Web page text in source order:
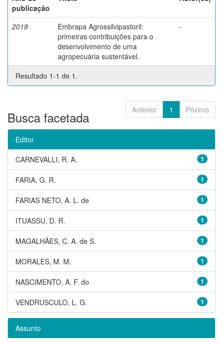
publicação
2019
Embrapa Agrossilvipastoril:
primeiras contribuições para o
desenvolvimento de uma
agropecuária sustentável.
-
Resultado 1-1 de 1.
Anterior 1 Póximo
Busca facetada
Editor
1
CARNEVALLI, R. A.
1
FARIA, G. R.
1
FARIAS NETO, A. L. de
1
ITUASSU, D. R.
1
MAGALHÃES, C. A. de S.
1
MORALES, M. M.
1
NASCIMENTO, A. F. do
1
VENDRUSCULO, L. G.
Assunto